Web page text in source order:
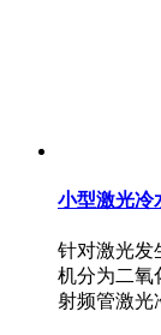
小型激光冷
针对激光发
机分为二氧
射频管激光